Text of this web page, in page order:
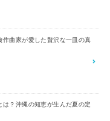
作曲家が愛した贅沢な一皿の真
は？沖縄の知恵が生んだ夏の定